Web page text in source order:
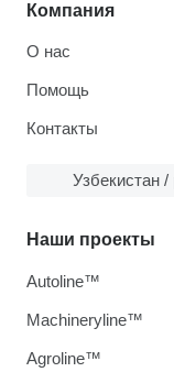
Компания
О нас
Помощь
Контакты
Узбекистан /
Наши проекты
Autoline™
Machineryline™
Agroline™